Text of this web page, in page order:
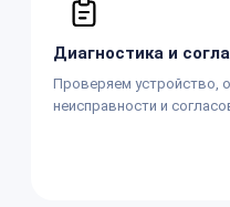
Диагностика и
Проверяем устройство,
неисправности и